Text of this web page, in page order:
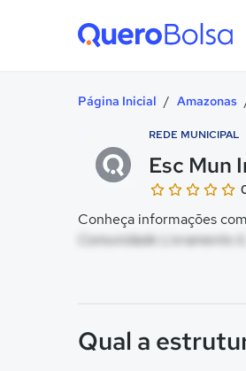
Página Inicial / Amazonas
REDE MUNICIPAL
Esc Mun
Conheça informações
Comunidade Livramento
Qual a